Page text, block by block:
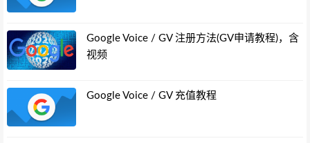
Google Voice / GV 注册方法(GV申请教程)，含
视频
Google Voice / GV 充值教程